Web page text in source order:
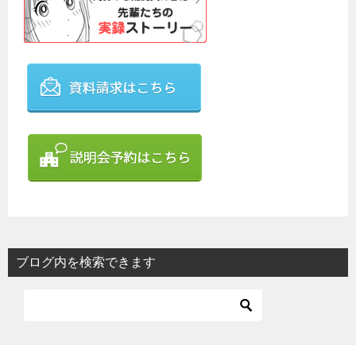
ブログ内を検索できます